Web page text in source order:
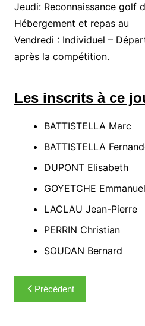
Jeudi: Reconnaissance golf
Hébergement et repas au
Vendredi : Individuel –
après la compétition.
Les inscrits à ce
BATTISTELLA Marc
BATTISTELLA
DUPONT Elisabeth
GOYETCHE Emmanuel
LACLAU Jean-Pierre
PERRIN Christian
SOUDAN Bernard
Navigation
de
Précédent